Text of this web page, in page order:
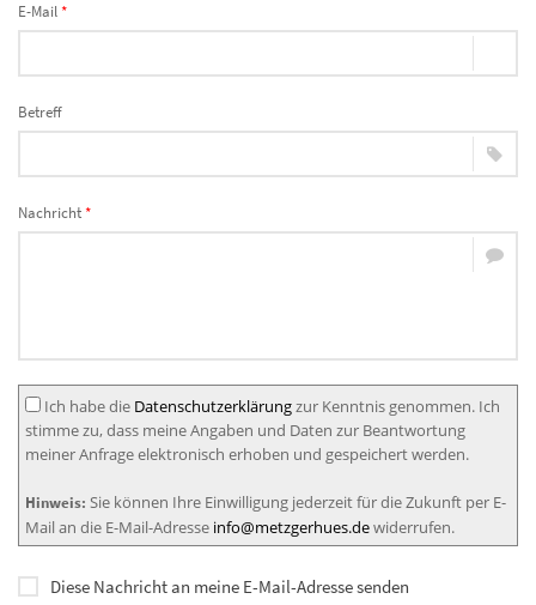
E-Mail*
Betreff
Nachricht*
Ich habe die Datenschutzerklärungzur Kenntnis genommen. Ich
stimme zu, dass meine Angaben und Daten zur Beantwortung
meiner Anfrage elektronisch erhoben und gespeichert werden.
Hinweis: Sie können Ihre Einwilligung jederzeit für die Zukunft per E-
Mail an die E-Mail-Adresse info@metzgerhues.dewiderrufen.
Diese Nachricht an meine E-Mail-Adresse senden